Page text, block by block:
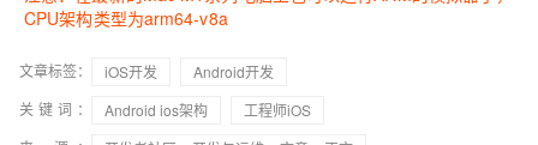
CPU架构类型为arm64-v8a
文章标签： iOS开发
Android开发
关键词：
Android ios架构
工程师iOS